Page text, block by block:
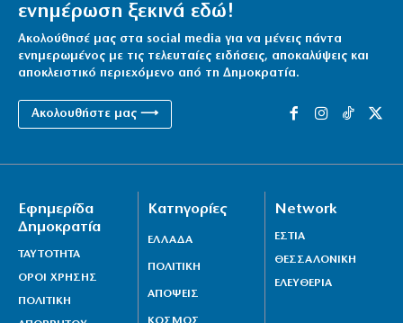
ενημέρωση ξεκινά εδώ!
Ακολούθησέ μας στα social media για να μένεις πάντα
ενημερωμένος με τις τελευταίες ειδήσεις, αποκαλύψεις και
αποκλειστικό περιεχόμενο από τη Δημοκρατία.
Ακολουθήστε μας ⟶
Εφημερίδα
Δημοκρατία
ΤΑΥΤΟΤΗΤΑ
ΟΡΟΙ ΧΡΗΣΗΣ
ΠΟΛΙΤΙΚΗ
Κατηγορίες
ΕΛΛΑΔΑ
ΠΟΛΙΤΙΚΗ
ΑΠΟΨΕΙΣ
Network
ΕΣΤΙΑ
ΘΕΣΣΑΛΟΝΙΚΗ
ΕΛΕΥΘΕΡΙΑ